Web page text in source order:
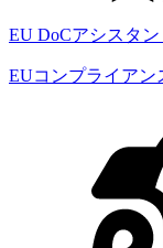
EU DoCアシスタン
EUコンプライアン